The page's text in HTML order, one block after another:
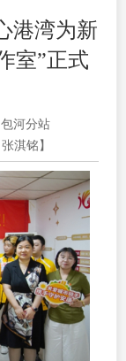
港湾为新
室”正式
河分站
淇铭】